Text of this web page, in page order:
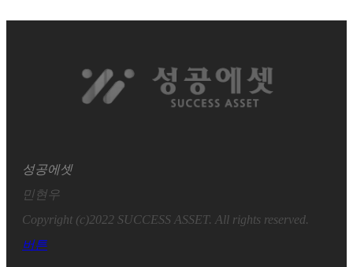
성공에셋
민현우
Copyright (c)2022 SUCCESS ASSET. All rights reserved.
버튼